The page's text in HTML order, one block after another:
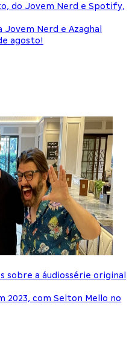
do Jovem Nerd e Spotify,
Nerd e Azaghal
agosto!
sobre a áudiossérie original
2023, com Selton Mello no